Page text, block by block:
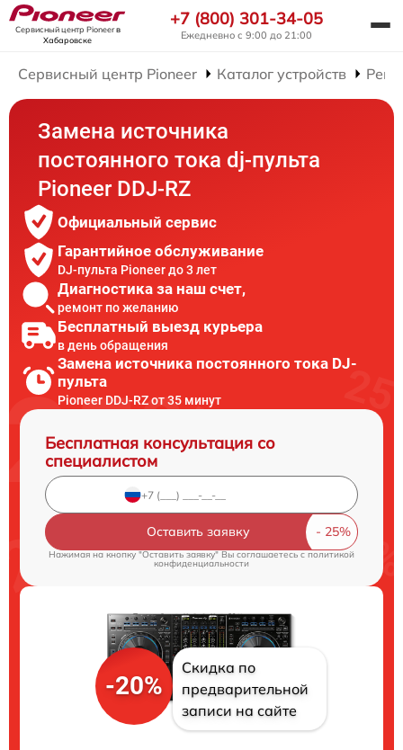
Сервисный центр Pioneerв
Хабаровске
+7 (800) 301-34-05
Ежедневно с 9:00 до 21:00
Сервисный центр Pioneer Каталог устройств
Замена источника
постоянного тока dj-пульта
Pioneer DDJ-RZ
Официальный сервис
Гарантийное обслуживание
DJ-пульта Pioneer до 3 лет
Диагностика за наш счет,
ремонт по желанию
Бесплатный выезд курьера
в день обращения
Замена источника постоянного тока DJ-
пульта
Pioneer DDJ-RZ от 35 минут
Бесплатная консультация со
специалистом
Оставить заявку
Нажимая на кнопку "Оставить заявку" Вы соглашаетесь c политикой
конфиденциальности
-20%
Скидка по
предварительной
записи на сайте